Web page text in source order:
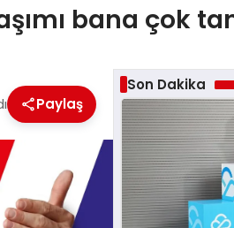
bana çok
Paylaş
Son Dakika